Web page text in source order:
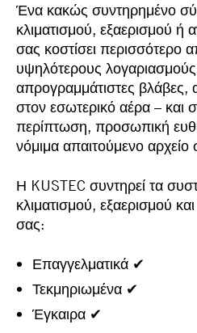
Ένα κακώς συντηρημένο
κλιματισμού, εξαερισμού ή
σας κοστίσει περισσότερο
υψηλότερους λογαριασμούς
απρογραμμάτιστες βλάβες,
στον εσωτερικό αέρα – και
περίπτωση, προσωπική
νόμιμα απαιτούμενο
Η KUSTEC συντηρεί τα
κλιματισμού, εξαερισμού
σας:
Επαγγελματικά ✔
Τεκμηριωμένα ✔
Έγκαιρα ✔